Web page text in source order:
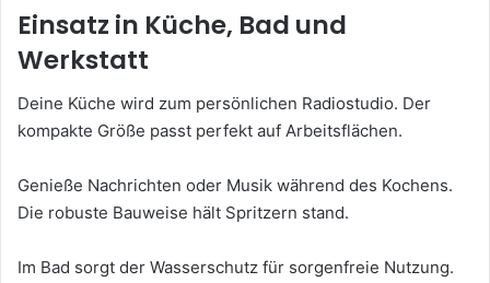
Einsatz in Küche, Bad und
Werkstatt
Deine Küche wird zum persönlichen Radiostudio. Der
kompakte Größe passt perfekt auf Arbeitsflächen.
Genieße Nachrichten oder Musik während des Kochens.
Die robuste Bauweise hält Spritzern stand.
Im Bad sorgt der Wasserschutz für sorgenfreie Nutzung.